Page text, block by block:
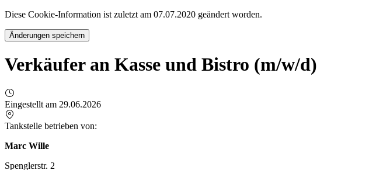
Diese Cookie-Information ist zuletzt am 07.07.2020 geändert worden.
Änderungen speichern
Verkäufer an Kasse und Bistro (m/w/d)
Eingestellt am 29.06.2026
Tankstelle betrieben von:
Marc Wille
Spenglerstr. 2